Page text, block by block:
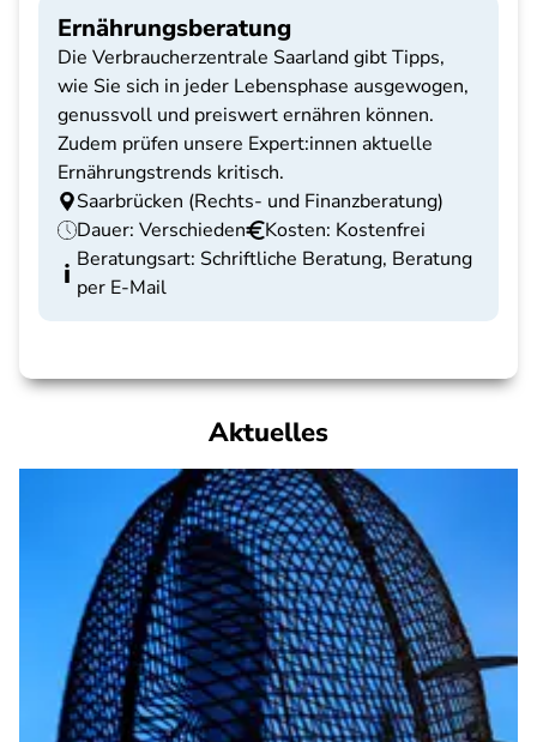
Ernährungsberatung
Die Verbraucherzentrale Saarland gibt Tipps,
wie Sie sich in jeder Lebensphase ausgewogen,
genussvoll und preiswert ernähren können.
Zudem prüfen unsere Expert:innen aktuelle
Ernährungstrends kritisch.
Saarbrücken (Rechts- und Finanzberatung)
Dauer: Verschieden
Kosten: Kostenfrei
Beratungsart: Schriftliche Beratung, Beratung
per E-Mail
Aktuelles